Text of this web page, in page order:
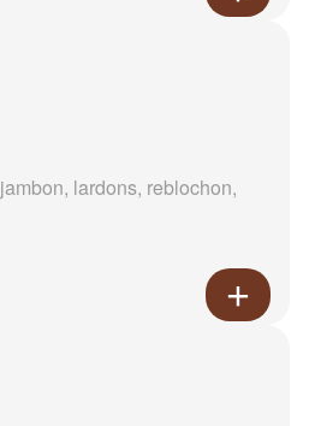
lardons, reblochon,